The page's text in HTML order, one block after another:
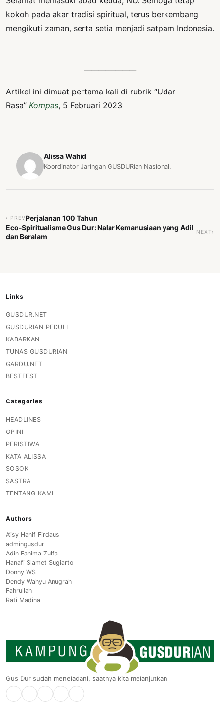
kokoh pada akar tradisi spiritual, terus berkembang
mengikuti zaman, serta setia menjadi satpam Indonesia.
Artikel ini dimuat pertama kali di rubrik “Udar
Rasa” Kompas, 5 Februari 2023
Alissa Wahid
Koordinator Jaringan GUSDURian Nasional.
‹ PREVPerjalanan 100 Tahun
Eco-Spiritualisme Gus Dur: Nalar Kemanusiaan yang Adil
dan Beralam
NEXT›
Links
GUSDUR.NET
GUSDURIAN PEDULI
KABARKAN
TUNAS GUSDURIAN
GARDU.NET
BESTFEST
Categories
HEADLINES
OPINI
PERISTIWA
KATA ALISSA
SOSOK
SASTRA
TENTANG KAMI
Authors
A’isy Hanif Firdaus
admingusdur
Adin Fahima Zulfa
Hanafi Slamet Sugiarto
Donny WS
Dendy Wahyu Anugrah
Fahrullah
Rati Madina
Gus Dur sudah meneladani, saatnya kita melanjutkan